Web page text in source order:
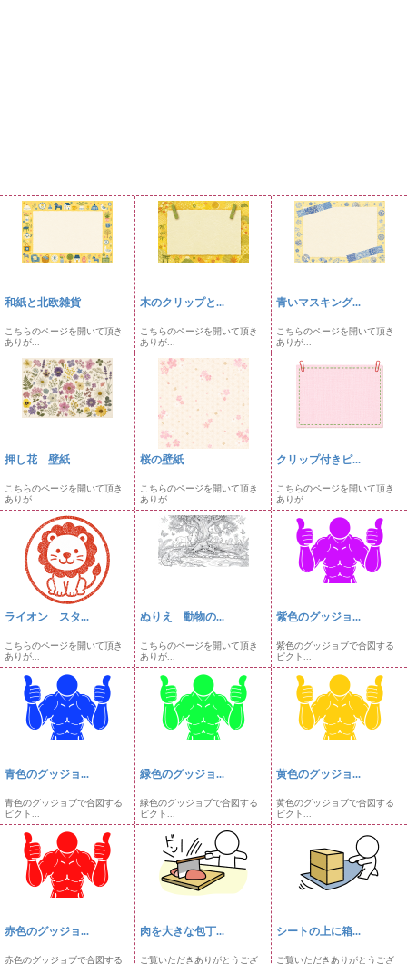
和紙と北欧雑貨
こちらのページを開いて頂き
ありが...
木のクリップと...
こちらのページを開いて頂き
ありが...
青いマスキング...
こちらのページを開いて頂き
ありが...
押し花 壁紙
こちらのページを開いて頂き
ありが...
桜の壁紙
こちらのページを開いて頂き
ありが...
クリップ付きピ...
こちらのページを開いて頂き
ありが...
ライオン スタ...
こちらのページを開いて頂き
ありが...
ぬりえ 動物の...
こちらのページを開いて頂き
ありが...
紫色のグッジョ...
紫色のグッジョブで合図する
ピクト...
青色のグッジョ...
青色のグッジョブで合図する
ピクト...
緑色のグッジョ...
緑色のグッジョブで合図する
ピクト...
黄色のグッジョ...
黄色のグッジョブで合図する
ピクト...
赤色のグッジョ...
赤色のグッジョブで合図する
肉を大きな包丁...
ご覧いただきありがとうござ
シートの上に箱...
ご覧いただきありがとうござ